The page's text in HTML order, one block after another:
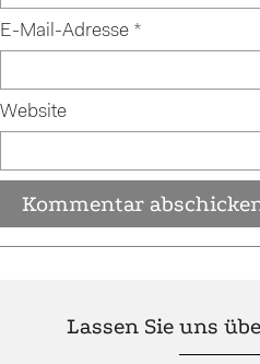
E-Mail-Adresse *
Website
Lassen Sie uns